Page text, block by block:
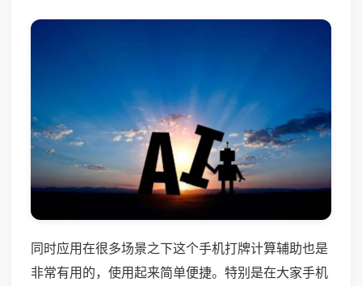
同时应用在很多场景之下这个手机打牌计算辅助也是
非常有用的，使用起来简单便捷。特别是在大家手机